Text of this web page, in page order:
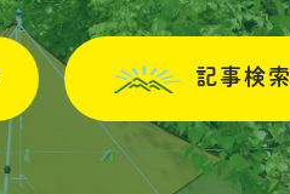
記事検索